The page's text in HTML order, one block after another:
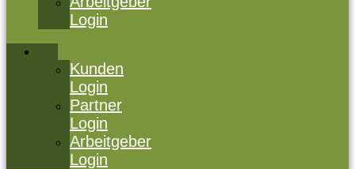
Login
Kunden
Login
Partner
Login
Arbeitgeber
Login